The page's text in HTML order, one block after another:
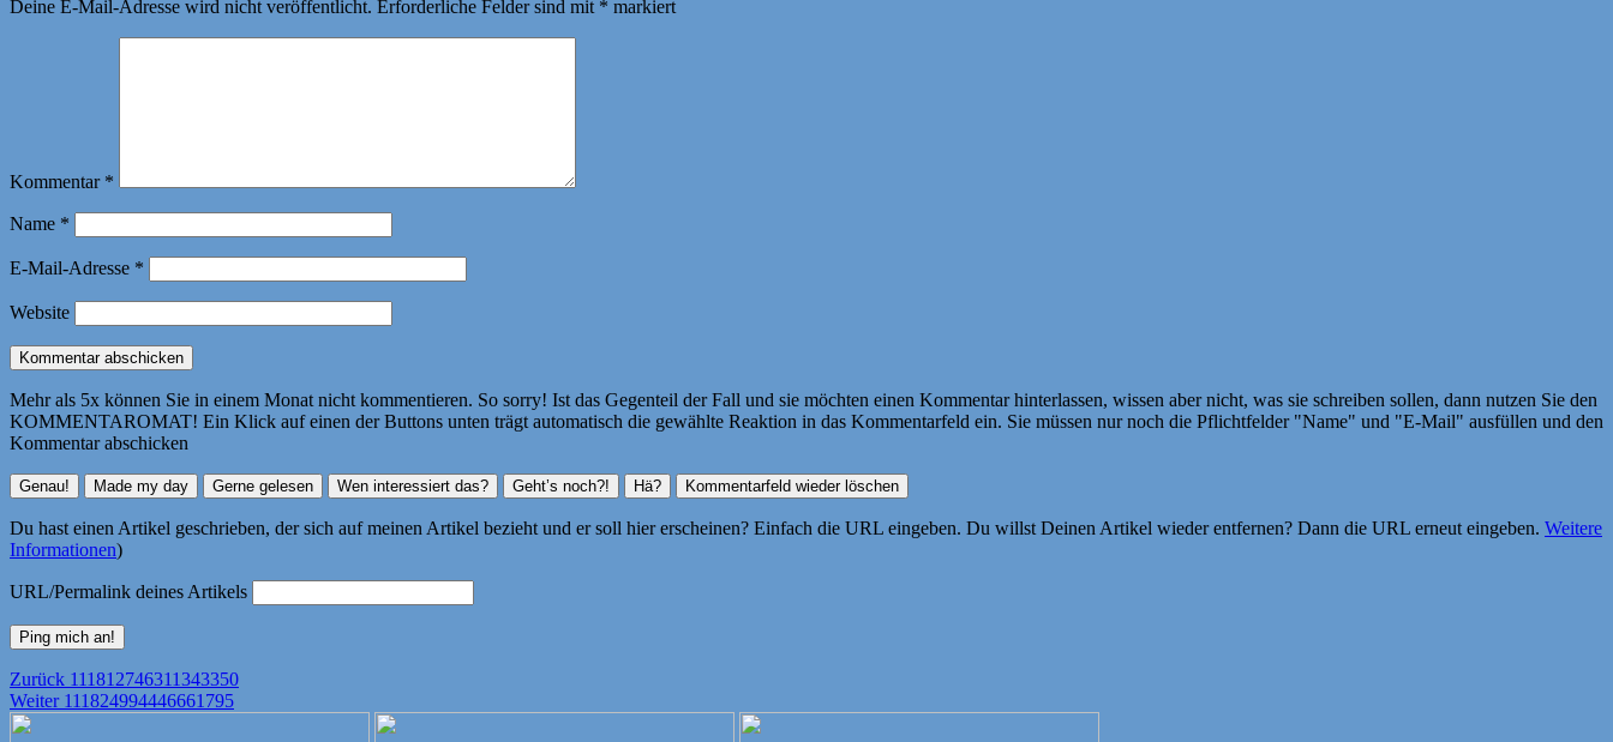
Deine E-Mail-Adresse wird nicht veröffentlicht. Erforderliche Felder sind mit * markiert
Kommentar *
Name *
E-Mail-Adresse *
Website
Mehr als 5x können Sie in einem Monat nicht kommentieren. So sorry! Ist das Gegenteil der Fall und sie möchten einen Kommentar hinterlassen, wissen aber nicht, was sie schreiben sollen, dann nutzen Sie den
KOMMENTAROMAT! Ein Klick auf einen der Buttons unten trägt automatisch die gewählte Reaktion in das Kommentarfeld ein. Sie müssen nur noch die Pflichtfelder "Name" und "E-Mail" ausfüllen und den
Kommentar abschicken
Du hast einen Artikel geschrieben, der sich auf meinen Artikel bezieht und er soll hier erscheinen? Einfach die URL eingeben. Du willst Deinen Artikel wieder entfernen? Dann die URL erneut eingeben. Weitere
Informationen)
URL/Permalink deines Artikels
Beitragsnavigation
Zurück Vorheriger
Beitrag:
111812746311343350
Weiter Nächster
111824994446661795